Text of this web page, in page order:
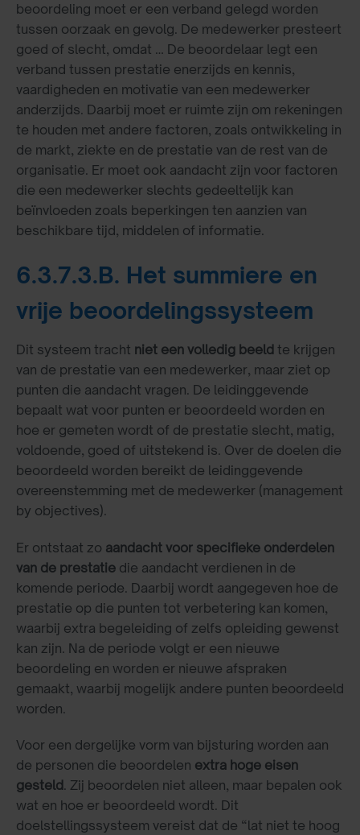
beoordeling moet er een verband gelegd worden
tussen oorzaak en gevolg. De medewerker presteert
goed of slecht, omdat … De beoordelaar legt een
verband tussen prestatie enerzijds en kennis,
vaardigheden en motivatie van een medewerker
anderzijds. Daarbij moet er ruimte zijn om rekeningen
te houden met andere factoren, zoals ontwikkeling in
de markt, ziekte en de prestatie van de rest van de
organisatie. Er moet ook aandacht zijn voor factoren
die een medewerker slechts gedeeltelijk kan
beïnvloeden zoals beperkingen ten aanzien van
beschikbare tijd, middelen of informatie.
6.3.7.3.B. Het summiere en
vrije beoordelingssysteem
Dit systeem tracht niet een volledig beeld te krijgen
van de prestatie van een medewerker, maar ziet op
punten die aandacht vragen. De leidinggevende
bepaalt wat voor punten er beoordeeld worden en
hoe er gemeten wordt of de prestatie slecht, matig,
voldoende, goed of uitstekend is. Over de doelen die
beoordeeld worden bereikt de leidinggevende
overeenstemming met de medewerker (management
by objectives).
Er ontstaat zo aandacht voor specifieke onderdelen
van de prestatie die aandacht verdienen in de
komende periode. Daarbij wordt aangegeven hoe de
prestatie op die punten tot verbetering kan komen,
waarbij extra begeleiding of zelfs opleiding gewenst
kan zijn. Na de periode volgt er een nieuwe
beoordeling en worden er nieuwe afspraken
gemaakt, waarbij mogelijk andere punten beoordeeld
worden.
Voor een dergelijke vorm van bijsturing worden aan
de personen die beoordelen extra hoge eisen
gesteld. Zij beoordelen niet alleen, maar bepalen ook
wat en hoe er beoordeeld wordt. Dit
doelstellingssysteem vereist dat de “lat niet te hoog